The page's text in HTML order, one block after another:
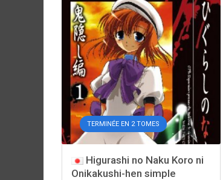
TERMINÉE EN 2 TOMES
Higurashi no Naku Koro ni
Onikakushi-hen simple